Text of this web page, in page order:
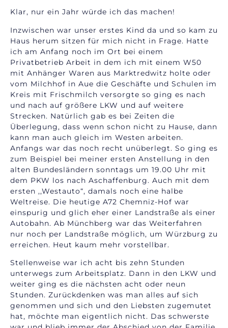
Klar, nur ein Jahr würde ich das machen!
Inzwischen war unser erstes Kind da und so kam zu
Haus herum sitzen für mich nicht in Frage. Hatte
ich am Anfang noch im Ort bei einem
Privatbetrieb Arbeit in dem ich mit einem W50
mit Anhänger Waren aus Marktredwitz holte oder
vom Milchhof in Aue die Geschäfte und Schulen im
Kreis mit Frischmilch versorgte so ging es nach
und nach auf größere LKW und auf weitere
Strecken. Natürlich gab es bei Zeiten die
Überlegung, dass wenn schon nicht zu Hause, dann
kann man auch gleich im Westen arbeiten.
Anfangs war das noch recht unüberlegt. So ging es
zum Beispiel bei meiner ersten Anstellung in den
alten Bundesländern sonntags um 19.00 Uhr mit
dem PKW los nach Aschaffenburg. Auch mit dem
ersten ,,Westauto“, damals noch eine halbe
Weltreise. Die heutige A72 Chemniz-Hof war
einspurig und glich eher einer Landstraße als einer
Autobahn. Ab Münchberg war das Weiterfahren
nur noch per Landstraße möglich, um Würzburg zu
erreichen. Heut kaum mehr vorstellbar.
Stellenweise war ich acht bis zehn Stunden
unterwegs zum Arbeitsplatz. Dann in den LKW und
weiter ging es die nächsten acht oder neun
Stunden. Zurückdenken was man alles auf sich
genommen und sich und den Liebsten zugemutet
hat, möchte man eigentlich nicht. Das schwerste